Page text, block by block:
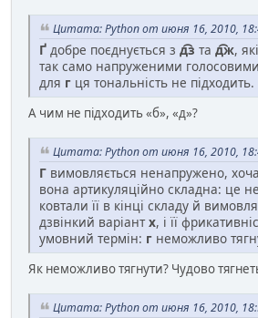
Цитата: Python от июня 16, 2010,
Ґ добре поєднується з д͡з та д͡ж,
так само напруженими
для г ця тональність не підходить.
А чим не підходить «б», «д»?
Цитата: Python от июня 16, 2010,
Г вимовляється ненапружено,
вона артикуляційно складна: це не
ковтали її в кінці складу й
дзвінкий варіантх, і її
умовний термін: г неможливо
Як неможливо тягнути? Чудово
Цитата: Python от июня 16, 2010,